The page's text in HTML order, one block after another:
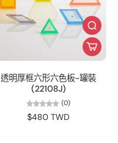
透明厚框六形六色板-罐裝
(22108J)
(0)
$480 TWD